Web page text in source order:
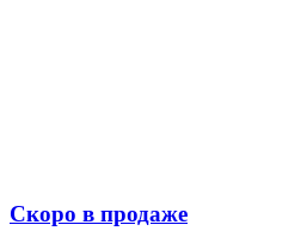
Скоро в продаже